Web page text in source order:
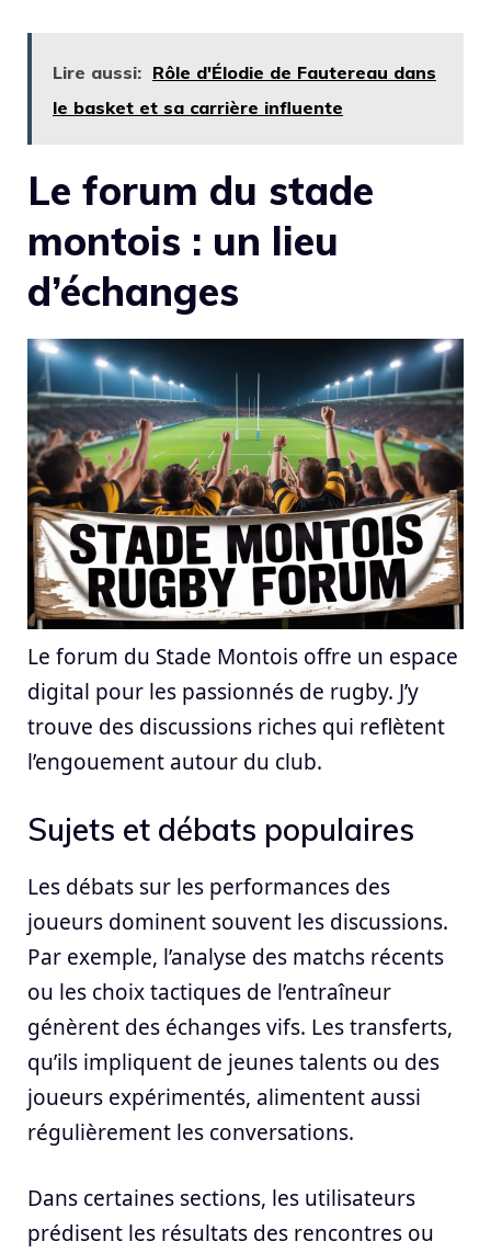
Lire aussi: Rôle d'Élodie de Fautereau dans
le basket et sa carrière influente
Le forum du stade
montois : un lieu
d’échanges
Le forum du Stade Montois offre un espace
digital pour les passionnés de rugby. J’y
trouve des discussions riches qui reflètent
l’engouement autour du club.
Sujets et débats populaires
Les débats sur les performances des
joueurs dominent souvent les discussions.
Par exemple, l’analyse des matchs récents
ou les choix tactiques de l’entraîneur
génèrent des échanges vifs. Les transferts,
qu’ils impliquent de jeunes talents ou des
joueurs expérimentés, alimentent aussi
régulièrement les conversations.
Dans certaines sections, les utilisateurs
prédisent les résultats des rencontres ou